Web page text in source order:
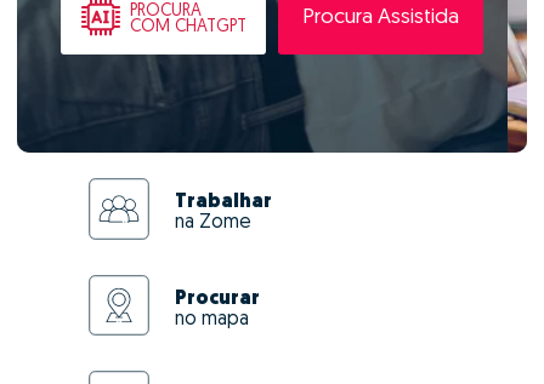
PROCURA
COM CHATGPT
Procura Assistida
Trabalhar
na Zome
Procurar
no mapa